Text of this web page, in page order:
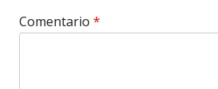
Comentario *